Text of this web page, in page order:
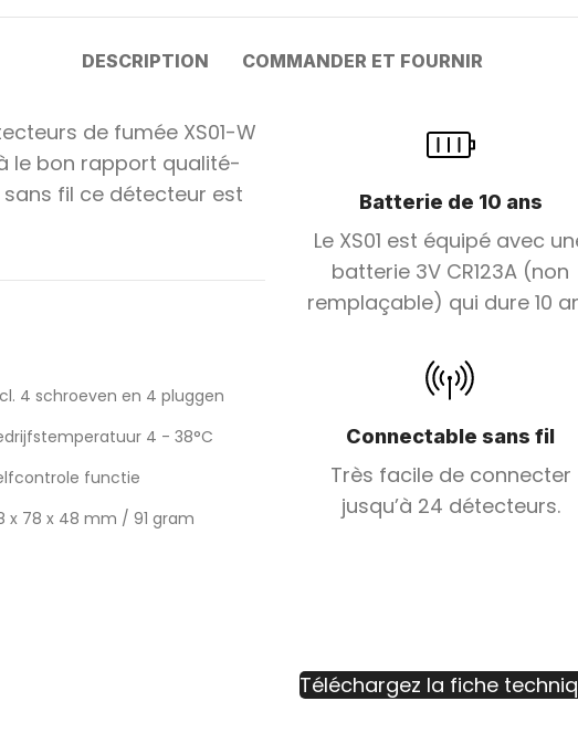
DESCRIPTION COMMANDER ET FOURNIR
de fumée XS01-W
le bon rapport qualité-
fil ce détecteur est
4 schroeven en 4 pluggen
4 - 38°C
functie
x 78 x 48 mm / 91 gram
Batterie de 10 ans
Le XS01 est équipé avec
batterie 3V CR123A (non
remplaçable) qui dure 10
Connectable sans fil
Très facile de connecter
jusqu’à 24 détecteurs.
Téléchargez la fiche